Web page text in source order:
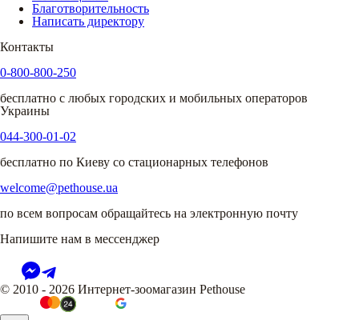
Благотворительность
Написать директору
Контакты
0-800-800-250
бесплатно с любых городских и мобильных операторов
Украины
044-300-01-02
бесплатно по Киеву со стационарных телефонов
welcome@pethouse.ua
по всем вопросам обращайтесь на электронную почту
Напишите нам в мессенджер
© 2010 - 2026 Интернет-зоомагазин Pethouse